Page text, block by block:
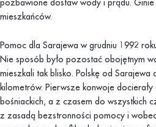
pozbawione dostaw wody i prądu.
mieszkańców.
Pomoc dla Sarajewa w grudniu 1992
Nie sposób było pozostać obojętnym
mieszkali tak blisko. Polskę od
kilometrów. Pierwsze konwoje
bośniackich, a z czasem do wszystkich
z zasadą bezstronności pomocy i